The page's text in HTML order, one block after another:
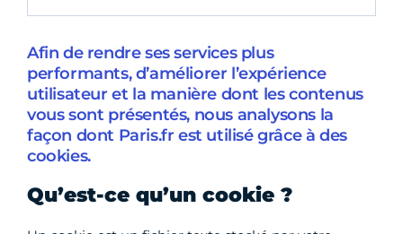
Afin de rendre ses services plus
performants, d’améliorer l’expérience
utilisateur et la manière dont les contenus
vous sont présentés, nous analysons la
façon dont Paris.fr est utilisé grâce à des
cookies.
Qu’est-ce qu’un cookie ?